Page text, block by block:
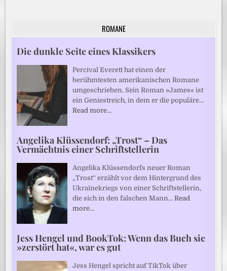
ROMANE
Die dunkle Seite eines Klassikers
Percival Everett hat einen der
berühmtesten amerikanischen Romane
umgeschrieben. Sein Roman »James« ist
ein Geniestreich, in dem er die populäre…
Read more…
Angelika Klüssendorf: „Trost“ – Das
Vermächtnis einer Schriftstellerin
Angelika Klüssendorfs neuer Roman
„Trost“ erzählt vor dem Hintergrund des
Ukrainekriegs von einer Schriftstellerin,
die sich in den falschen Mann…Read
more…
Jess Hengel und BookTok: Wenn das Buch sie
»zerstört hat«, war es gut
Jess Hengel spricht auf TikTok über